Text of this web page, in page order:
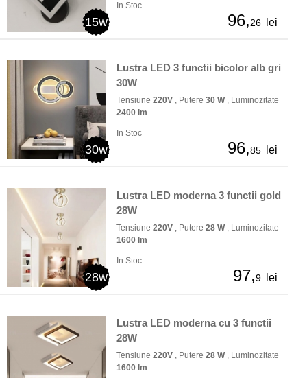
15w
In Stoc
96,26 lei
30w
Lustra LED 3 functii bicolor alb gri
30W
Tensiune 220V , Putere 30 W, Luminozitate
2400 lm
In Stoc
96,85 lei
28w
Lustra LED moderna 3 functii gold
28W
Tensiune 220V , Putere 28 W, Luminozitate
1600 lm
In Stoc
97,9 lei
Lustra LED moderna cu 3 functii
28W
Tensiune 220V , Putere 28 W, Luminozitate
1600 lm